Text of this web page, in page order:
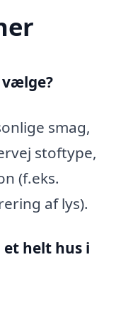
smag,
stoftype,
(f.eks.
af lys).
helt hus i